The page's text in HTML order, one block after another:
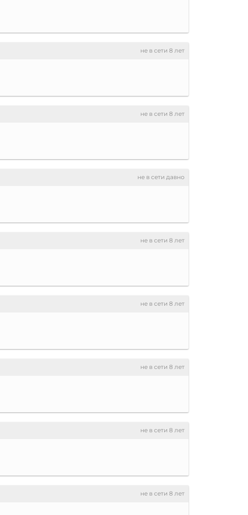
не в сети 8 лет
не в сети 8 лет
не в сети давно
не в сети 8 лет
не в сети 8 лет
не в сети 8 лет
не в сети 8 лет
не в сети 8 лет